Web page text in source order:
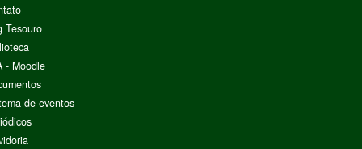
Tesouro
- Moodle
de eventos